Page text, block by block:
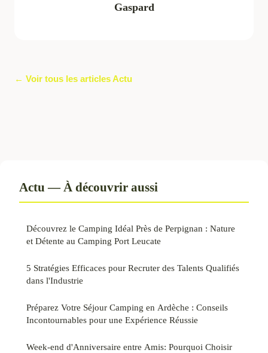
Gaspard
← Voir tous les articles Actu
Actu — À découvrir aussi
Découvrez le Camping Idéal Près de Perpignan : Nature
et Détente au Camping Port Leucate
5 Stratégies Efficaces pour Recruter des Talents Qualifiés
dans l'Industrie
Préparez Votre Séjour Camping en Ardèche : Conseils
Incontournables pour une Expérience Réussie
Week-end d'Anniversaire entre Amis: Pourquoi Choisir